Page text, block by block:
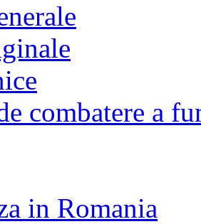
combatere a
in Romania